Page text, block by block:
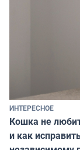
ИНТЕРЕСНОЕ
Кошка не
и как